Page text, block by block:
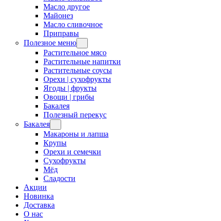
Масло другое
Майонез
Масло сливочное
Приправы
Полезное меню
Растительное мясо
Растительные напитки
Растительные соусы
Орехи | сухофрукты
Ягоды | фрукты
Овощи | грибы
Бакалея
Полезный перекус
Бакалея
Макароны и лапша
Крупы
Орехи и семечки
Сухофрукты
Мёд
Сладости
Акции
Новинка
Доставка
О нас